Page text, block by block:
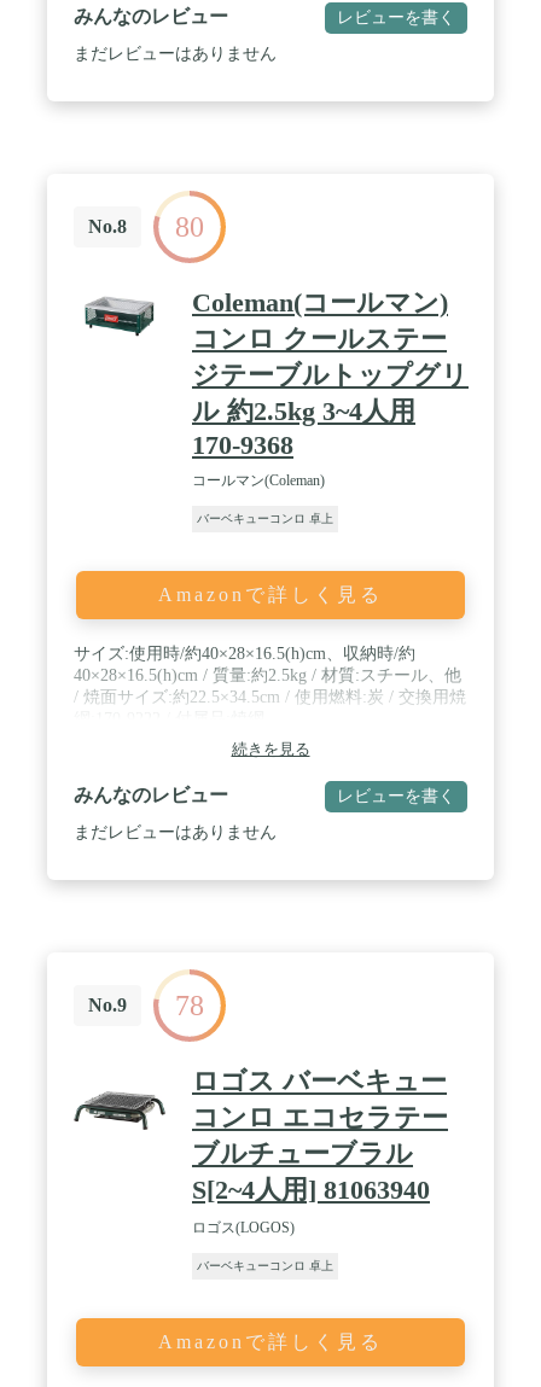
みんなのレビュー レビューを書く
まだレビューはありません
No.8 80
Coleman(コールマン)
コンロ クールステー
ジテーブルトップグリ
ル 約2.5kg 3~4人用
170-9368
コールマン(Coleman)
バーベキューコンロ 卓上
Amazonで詳しく見る
サイズ:使用時/約40×28×16.5(h)cm、収納時/約
40×28×16.5(h)cm / 質量:約2.5kg / 材質:スチール、他
/ 焼面サイズ:約22.5×34.5cm / 使用燃料:炭 / 交換用焼
続きを見る
みんなのレビュー レビューを書く
まだレビューはありません
No.9 78
ロゴス バーベキュー
コンロ エコセラテー
ブルチューブラル
S[2~4人用] 81063940
ロゴス(LOGOS)
バーベキューコンロ 卓上
Amazonで詳しく見る